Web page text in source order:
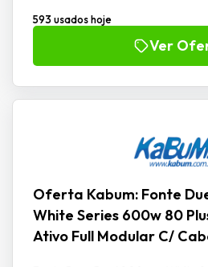
593 usados hoje
Ver
Oferta Kabum: Fonte
White Series 600w 80
Ativo Full Modular C/